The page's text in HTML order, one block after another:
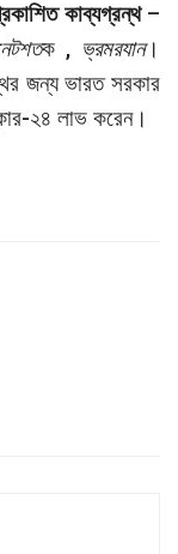
কাব্যগ্রন্থ–
ক , ভ্রমরযান।
জন্য ভারত সরকার
২৪ লাভ করেন।